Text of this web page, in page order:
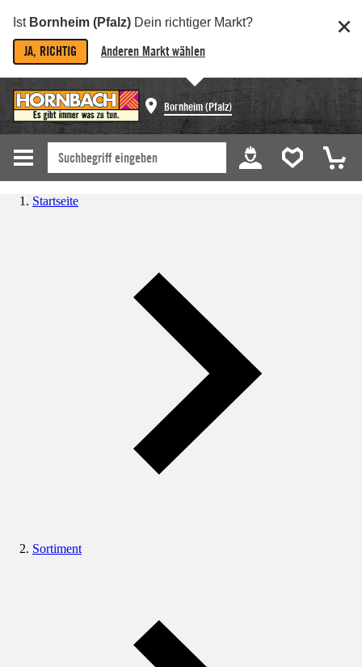
Ist Bornheim (Pfalz) Dein richtiger Markt?
JA, RICHTIG Anderen Markt wählen
Bornheim (Pfalz)
Startseite
Sortiment